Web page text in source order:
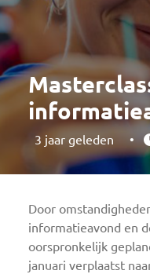
3 jaar geleden •
Door
informatieavond en
oorspronkelijk
januari verplaatst